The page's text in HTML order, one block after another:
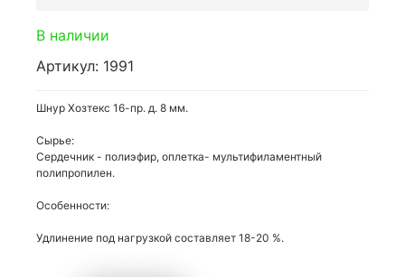
В наличии
Артикул: 1991
Шнур Хозтекс 16-пр. д. 8 мм.
Сырье:
Сердечник - полиэфир, оплетка- мультифиламентный
полипропилен.
Особенности:
Удлинение под нагрузкой составляет 18-20 %.